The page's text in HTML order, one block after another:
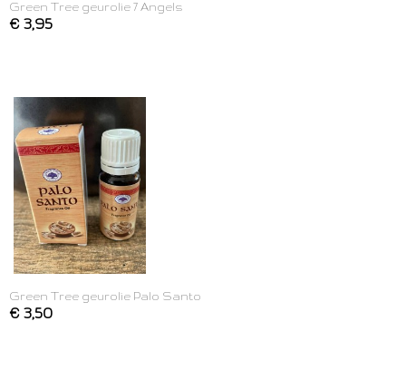
Green Tree geurolie 7 Angels
€ 3,95
Green Tree geurolie Palo Santo
€ 3,50